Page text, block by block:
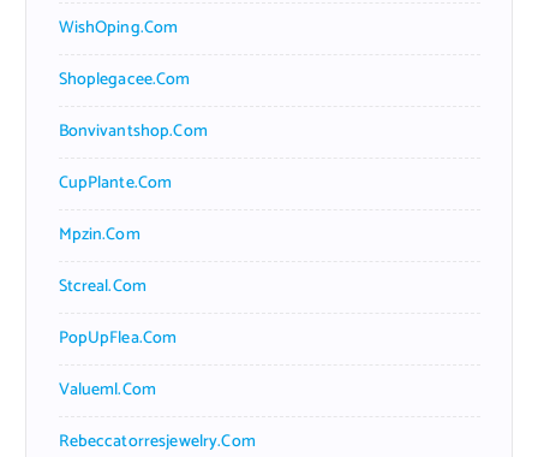
WishOping.com
Shoplegacee.com
Bonvivantshop.com
CupPlante.com
Mpzin.com
Stcreal.com
PopUpFlea.com
Valueml.com
Rebeccatorresjewelry.com